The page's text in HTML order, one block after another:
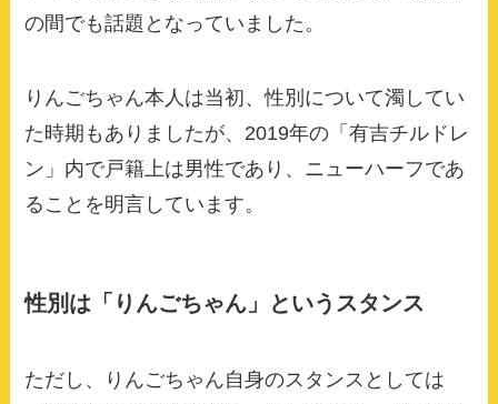
の間でも話題となっていました。
りんごちゃん本人は当初、性別について濁してい
た時期もありましたが、2019年の「有吉チルドレ
ン」内で戸籍上は男性であり、ニューハーフであ
ることを明言しています。
性別は「りんごちゃん」というスタンス
ただし、りんごちゃん自身のスタンスとしては